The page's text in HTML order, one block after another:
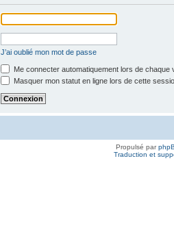
J’ai oublié mon mot de passe
Me connecter automatiquement lors de chaque
Masquer mon statut en ligne lors de cette
Propulsé par
Traduction et